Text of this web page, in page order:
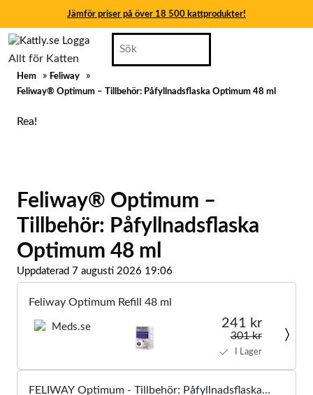
Jämför priser på över 18 500 kattprodukter!
Jämför priser på över 18 500 kattprodukter!
Jämför priser på över 18 500 kattprodukter!
Jämför priser på över 18 500 kattprodukter!
Skip
content
Allt för Katten
for:
Hem » Feliway »
Feliway® Optimum – Tillbehör: Påfyllnadsflaska Optimum 48 ml
Rea!
Feliway® Optimum –
Tillbehör: Påfyllnadsflaska
Optimum 48 ml
Uppdaterad 7 augusti 2026 19:06
Feliway Optimum Refill 48 ml
241 kr
301 kr
I Lager
FELIWAY Optimum - Tillbehör: Påfyllnadsflaska